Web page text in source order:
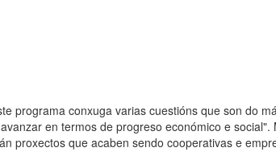
programa conxuga varias cuestións que son do
en termos de progreso económico e
proxectos que acaben sendo cooperativas e